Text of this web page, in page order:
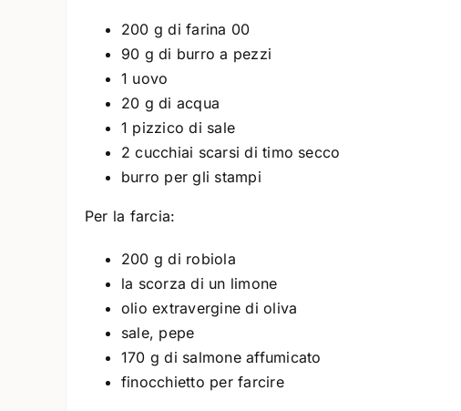
200 g di farina 00
90 g di burro a pezzi
1 uovo
20 g di acqua
1 pizzico di sale
2 cucchiai scarsi di timo secco
burro per gli stampi
Per la farcia:
200 g di robiola
la scorza di un limone
olio extravergine di oliva
sale, pepe
170 g di salmone affumicato
finocchietto per farcire